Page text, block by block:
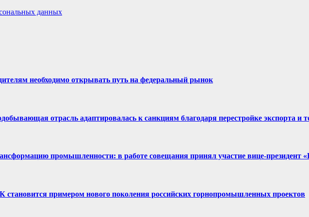
данных
необходимо открывать путь на федеральный рынок
отрасль адаптировалась к санкциям благодаря перестройке экспорта и
промышленности: в работе совещания принял участие вице-президент
примером нового поколения российских горнопромышленных проектов